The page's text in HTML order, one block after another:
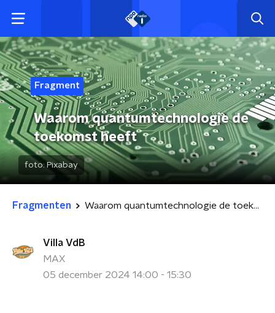
Fragment
Waarom quantumtechnologie de
toekomst heeft
foto: Pixabay
Fragmenten Waarom quantumtechnologie de toekomst heeft
Villa VdB
MAX
05 december 2024 14:00 - 15:30